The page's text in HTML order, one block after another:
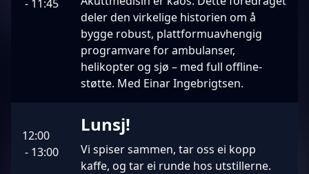
- 11:45
deler den virkelige historien om å
bygge robust, plattformuavhengig
programvare for ambulanser,
helikopter og sjø – med full offline-
støtte. Med Einar Ingebrigtsen.
12:00
- 13:00
Lunsj!
Vi spiser sammen, tar oss ei kopp
kaffe, og tar ei runde hos utstillerne.